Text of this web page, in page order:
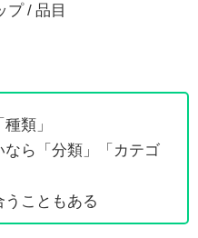
/ 品目
類」
ら「分類」「カテゴ
こともある